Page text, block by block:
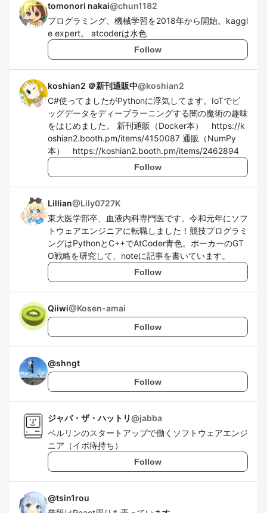
tomonori nakai@chun1182
プログラミング、機械学習を2018年から開始。kaggl
e expert。 atcoderは水色
Follow
koshian2 ＠新刊通販中@koshian2
C#使ってましたがPythonに浮気してます。IoTでビ
ッグデータをディープラーニングする闇の魔術の趣味
をはじめました。 新刊通販（Docker本） https://k
oshian2.booth.pm/items/4150087 通販（NumPy
本） https://koshian2.booth.pm/items/2462894
Follow
Lillian@Lily0727K
東大医学部卒、血液内科専門医です。令和元年にソフ
トウェアエンジニアに転職しました！競技プログラミ
ングはPythonとC++でAtCoder青色。ポーカーのGT
O戦略を研究して、noteに記事を書いています。
Follow
Qiiwi@Kosen-amai
Follow
@shngt
Follow
ジャバ・ザ・ハットリ@jabba
ベルリンのスタートアップで働くソフトウェアエンジ
ニア（イボ痔持ち）
Follow
@tsin1rou